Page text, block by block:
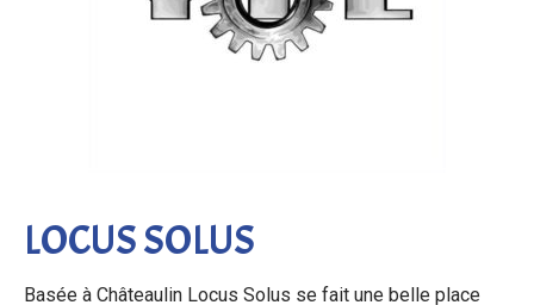
LOCUS SOLUS
Basée à Châteaulin Locus Solus se fait une belle place